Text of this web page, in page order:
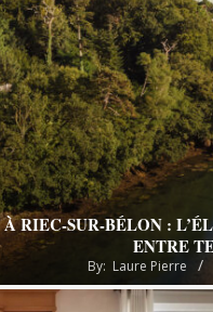
RIEC-SUR-BÉLON :
ENTRE
By: Laure Pierre